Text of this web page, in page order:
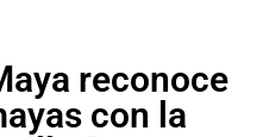
reconoce
con la